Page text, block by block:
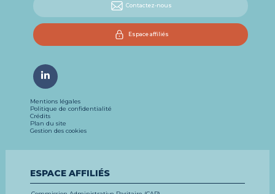
Contactez-nous
Espace affiliés
Mentions légales
Politique de confidentialité
Crédits
Plan du site
Gestion des cookies
ESPACE AFFILIÉS